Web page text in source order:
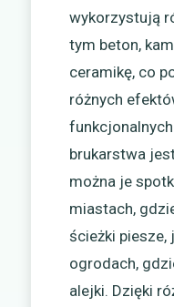
wykorzystują
tym beton,
ceramikę, co
różnych
brukarstwa
można je
miastach,
ścieżki piesze,
ogrodach,
alejki. Dzięki